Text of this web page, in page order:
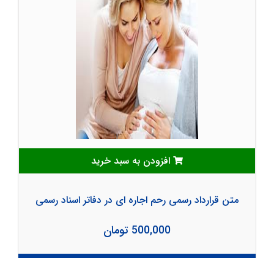
افزودن به سبد خرید
متن قرارداد رسمی رحم اجاره ای در دفاتر اسناد رسمی
500,000 تومان